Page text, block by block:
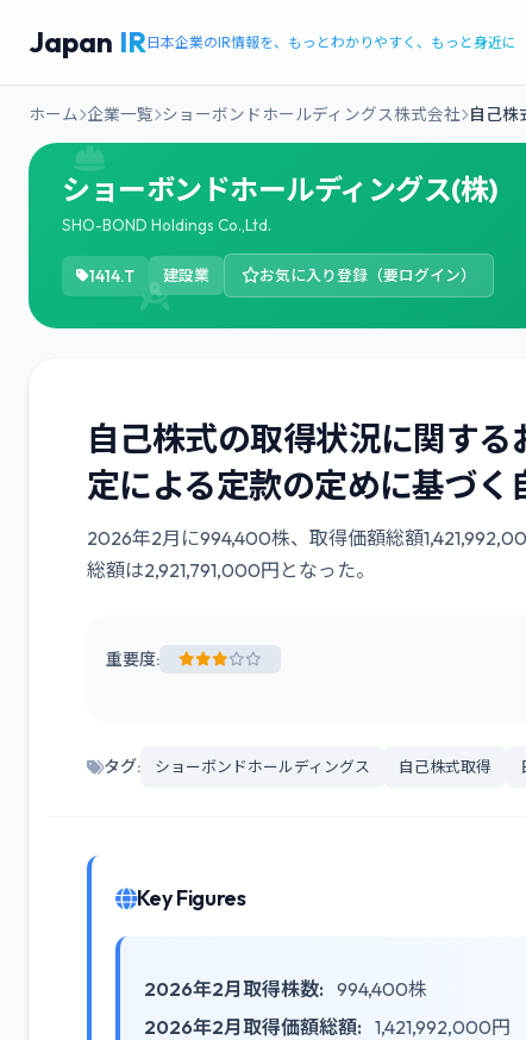
Japan IR日本企業のIR情報を、もっとわかりやすく、もっと身近に
ホーム 企業一覧 ショーボンドホールディングス株式会社 自己株
ショーボンドホールディングス(株)
SHO-BOND Holdings Co.,Ltd.
1414.T 建設業 お気に入り登録（要ログイン）
自己株式の取得状況に関する
定による定款の定めに基づく
2026年2月に994,400株、取得価額総額
総額は2,921,791,000円となった。
重要度:
タグ: ショーボンドホールディングス 自己株式取得
Key Figures
2026年2月取得株数: 994,400株
2026年2月取得価額総額: 1,421,992,000円